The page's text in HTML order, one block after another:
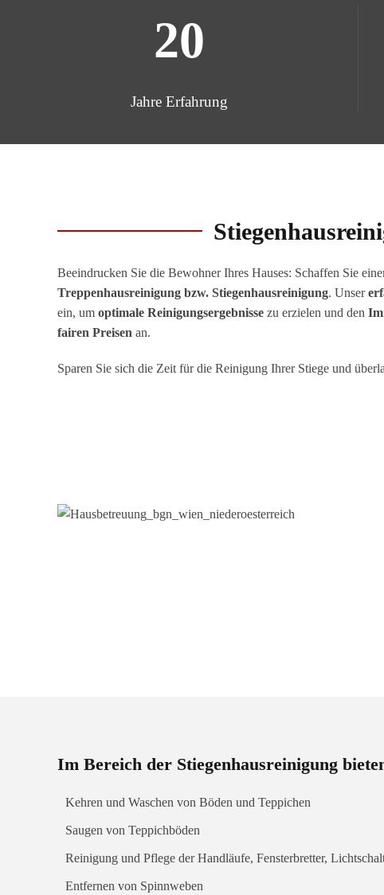
20
Jahre Erfahrung
Beeindrucken Sie die Bewohner Ihres Hauses: Schaffen Sie
Treppenhausreinigung bzw. Stiegenhausreinigung. Unser
ein, um optimale Reinigungsergebnisse zu erzielen und den
fairen Preisen an.
Sparen Sie sich die Zeit für die Reinigung Ihrer Stiege und
Im Bereich der Stiegenhausreinigung
Kehren und Waschen von Böden und Teppichen
Saugen von Teppichböden
Reinigung und Pflege der Handläufe, Fensterbretter,
Entfernen von Spinnweben